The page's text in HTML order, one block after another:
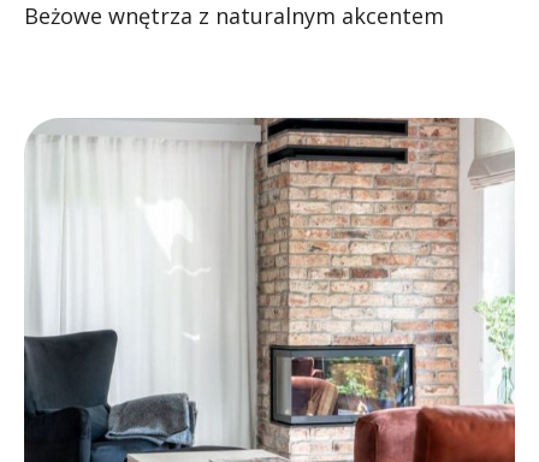
Beżowe wnętrza z naturalnym akcentem